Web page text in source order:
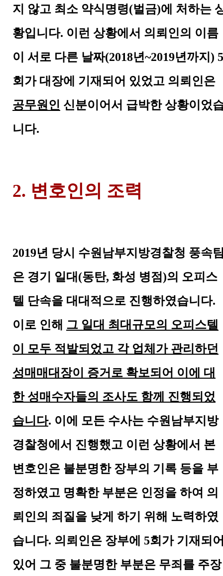
지 않고 최소 약식명령(벌금)에 처하는
황입니다. 이런 상황에서 의뢰인의 이름
이 서로 다른 날짜(2018년~2019년까지 ) 5
회가 대장에 기재되어 있었고 의뢰인은
공무원인 신분이어서 급박한 상황이었
니다.
2. 변호인의 조력
2019년 당시 수원남부지방경찰청 풍속
은 경기 일대 (동탄, 화성 병점)의 오피스
텔 단속을 대대적으로 진행하였습니다.
이로 인해 그 일대 최대규모의 오피스텔
이 모두 적발되었고 각 업체가 관리하던
성매매대장이 증거로 확보되어 이에 대
한 성매수자들의 조사도 함께 진행되었
습니다. 이에 모든 수사는 수원남부지방
경찰청에서 진행했고 이런 상황에서 본
변호인은 불분명한 장부의 기록 등을 부
정하였고 명확한 부분은 인정을 하여 의
뢰인의 죄질을 낮게 하기 위해 노력하였
습니다. 의뢰인은 장부에 5회가 기재되
있어 그 중 불분명한 부분은 무죄를 주장